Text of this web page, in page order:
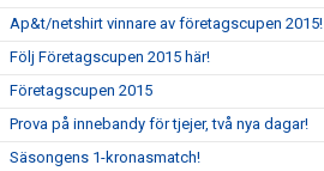
Ap&t/netshirt vinnare av företagscupen 2015!
Följ Företagscupen 2015 här!
Företagscupen 2015
Prova på innebandy för tjejer, två nya dagar!
Säsongens 1-kronasmatch!